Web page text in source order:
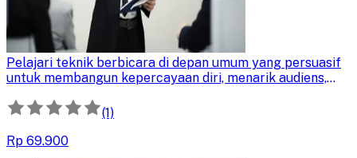
Persuasive Public Speaking
Pelajari teknik berbicara di depan umum yang persuasif
untuk membangun kepercayaan diri, menarik audiens,
komunikasi efektif untuk mempengaruhi dan
(1)
Rp 69.900